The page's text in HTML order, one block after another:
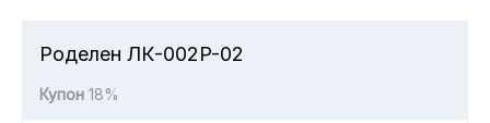
Роделен ЛК-002P-02
Купон 18%